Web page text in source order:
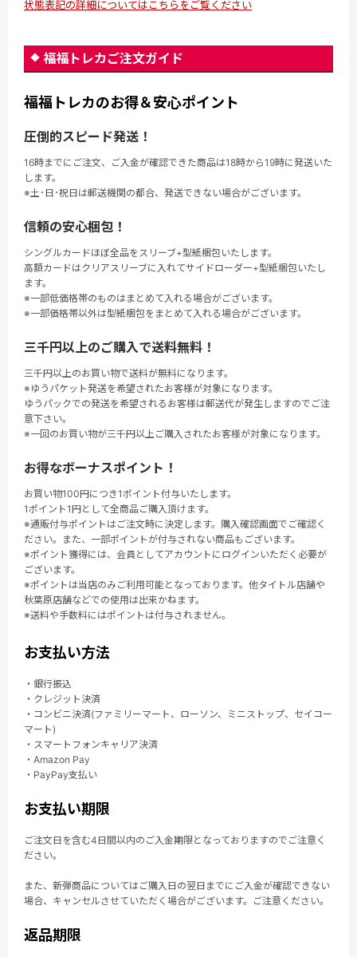
状態表記の詳細についてはこちらをご覧ください
福福トレカご注文ガイド
福福トレカのお得＆安心ポイント
圧倒的スピード発送！
16時までにご注文、ご入金が確認できた商品は18時から19時に発送いた
します。
※土･日･祝日は郵送機関の都合、発送できない場合がございます。
信頼の安心梱包！
シングルカードほぼ全品をスリーブ+型紙梱包いたします。
高額カードはクリアスリーブに入れてサイドローダー+型紙梱包いたし
ます。
※一部低価格帯のものはまとめて入れる場合がございます。
※一部価格帯以外は型紙梱包をまとめて入れる場合がございます。
三千円以上のご購入で送料無料！
三千円以上のお買い物で送料が無料になります。
※ゆうパケット発送を希望されたお客様が対象になります。
ゆうパックでの発送を希望されるお客様は郵送代が発生しますのでご注
意下さい。
※一回のお買い物が三千円以上ご購入されたお客様が対象になります。
お得なボーナスポイント！
お買い物100円につき1ポイント付与いたします。
1ポイント1円として全商品ご購入頂けます。
※通販付与ポイントはご注文時に決定します。購入確認画面でご確認く
ださい。また、一部ポイントが付与されない商品もございます。
※ポイント獲得には、会員としてアカウントにログインいただく必要が
ございます。
※ポイントは当店のみご利用可能となっております。他タイトル店舗や
秋葉原店舗などでの使用は出来かねます。
※送料や手数料にはポイントは付与されません。
お支払い方法
・銀行振込
・クレジット決済
・コンビニ決済(ファミリーマート、ローソン、ミニストップ、セイコー
マート)
・スマートフォンキャリア決済
・Amazon Pay
・PayPay支払い
お支払い期限
ご注文日を含む4日間以内のご入金期限となっておりますのでご注意く
ださい。
また、新弾商品についてはご購入日の翌日までにご入金が確認できない
場合、キャンセルさせていただく場合がございます。ご注意ください。
返品期限